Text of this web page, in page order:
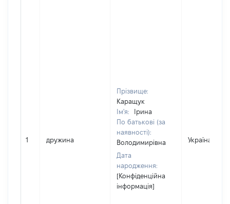
1 дружина
Прізвище:
Каращук
Ім'я:
Ірина
По батькові (за
наявності):
Володимирівна
Дата
народження:
[Конфіденційна
інформація]
Україна